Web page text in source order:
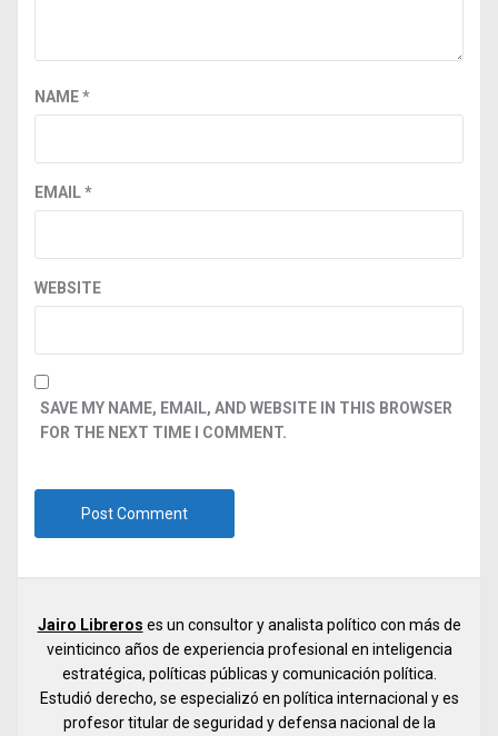
NAME*
EMAIL*
WEBSITE
SAVE MY NAME, EMAIL, AND WEBSITE IN THIS BROWSER
FOR THE NEXT TIME I COMMENT.
Jairo Libreros es un consultor y analista político con más de
veinticinco años de experiencia profesional en inteligencia
estratégica, políticas públicas y comunicación política.
Estudió derecho, se especializó en política internacional y es
profesor titular de seguridad y defensa nacional de la